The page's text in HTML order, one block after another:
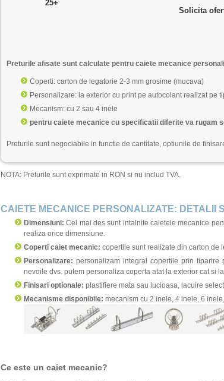
25+
Solicita
Preturile afisate sunt calculate pentru caiete mecanice
Coperti: carton de legatorie 2-3 mm grosime (mucava)
Personalizare: la exterior cu print pe autocolant realizat pe
Mecanism: cu 2 sau 4 inele
pentru caiete mecanice cu specificatii diferite va rugam
Preturile sunt negociabile in functie de cantitate, optiunile de
NOTA: Preturile sunt exprimate in RON si nu includ TVA.
CAIETE MECANICE PERSONALIZATE: DETALII
Dimensiuni: Cel mai des sunt intalnite caietele mecanice
realiza orice dimensiune.
Coperti caiet mecanic: copertile sunt realizate din carton de
Personalizare: personalizam integral copertile prin
nevoile dvs. putem personaliza coperta atat la exterior cat si
Finisari optionale: plastifiere mata sau lucioasa, lacuire
Mecanisme disponibile: mecanism cu 2 inele, 4 inele, 6
Ce este un caiet mecanic?